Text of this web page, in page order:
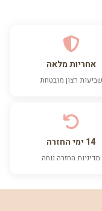
אחריות מלאה
שביעות רצון מובטחת
14 ימי החזרה
מדיניות החזרה נוחה